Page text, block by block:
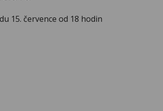
15. července od 18 hodin